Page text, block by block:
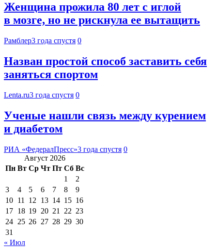
Женщина прожила 80 лет с иглой
в мозге, но не рискнула ее вытащить
Рамблер3 года спустя 0
Назван простой способ заставить себя
заняться спортом
Lenta.ru3 года спустя 0
Ученые нашли связь между курением
и диабетом
РИА «ФедералПресс»3 года спустя 0
Август 2026
Пн Вт Ср Чт Пт Сб Вс
1
2
3
4 5 6 7 8
9
10 11 12 13 14 15 16
17 18 19 20 21 22 23
24 25 26 27 28 29 30
31
« Июл